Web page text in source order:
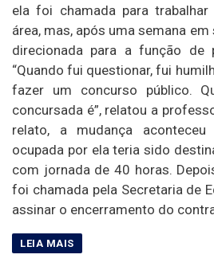
ela foi chamada para
área, mas, após uma semana
direcionada para a função de
“Quando fui questionar, fui
fazer um concurso público.
concursada é”, relatou a
relato, a mudança
ocupada por ela teria sido
com jornada de 40 horas.
foi chamada pela Secretaria de
assinar o encerramento do